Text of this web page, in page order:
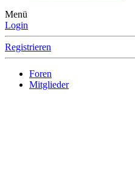
Menü
Login
Registrieren
Foren
Mitglieder